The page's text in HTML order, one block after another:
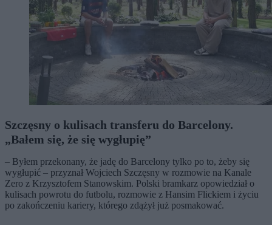
Szczęsny o kulisach transferu do Barcelony.
„Bałem się, że się wygłupię”
– Byłem przekonany, że jadę do Barcelony tylko po to, żeby się
wygłupić – przyznał Wojciech Szczęsny w rozmowie na Kanale
Zero z Krzysztofem Stanowskim. Polski bramkarz opowiedział o
kulisach powrotu do futbolu, rozmowie z Hansim Flickiem i życiu
po zakończeniu kariery, którego zdążył już posmakować.